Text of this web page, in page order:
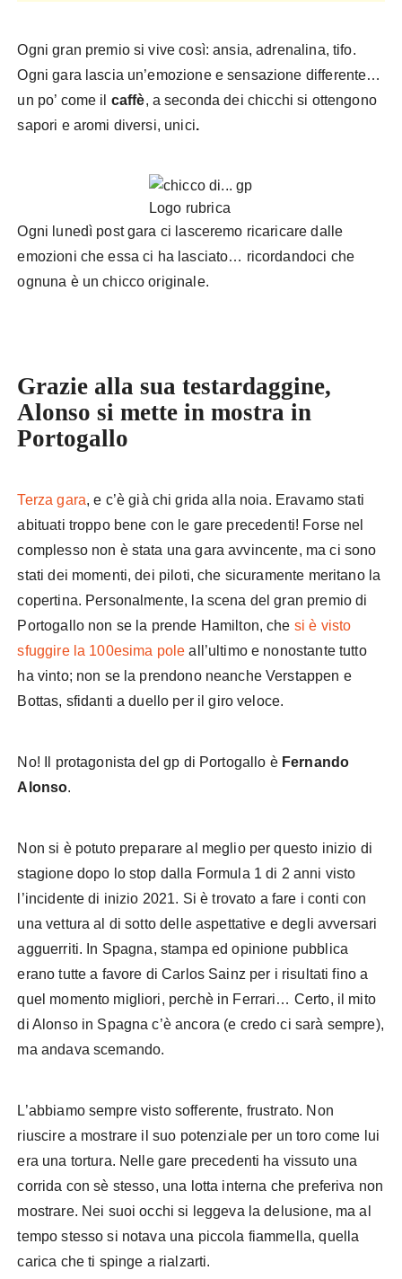
Ogni gran premio si vive così: ansia, adrenalina, tifo.
Ogni gara lascia un’emozione e sensazione differente…
un po’ come il caffè, a seconda dei chicchi si ottengono
sapori e aromi diversi, unici.
Logo rubrica
Ogni lunedì post gara ci lasceremo ricaricare dalle
emozioni che essa ci ha lasciato… ricordandoci che
ognuna è un chicco originale.
Grazie alla sua testardaggine,
Alonso si mette in mostra in
Portogallo
Terza gara, e c’è già chi grida alla noia. Eravamo stati
abituati troppo bene con le gare precedenti! Forse nel
complesso non è stata una gara avvincente, ma ci sono
stati dei momenti, dei piloti, che sicuramente meritano la
copertina. Personalmente, la scena del gran premio di
Portogallo non se la prende Hamilton, che si è visto
sfuggire la 100esima pole all’ultimo e nonostante tutto
ha vinto; non se la prendono neanche Verstappen e
Bottas, sfidanti a duello per il giro veloce.
No! Il protagonista del gp di Portogallo è Fernando
Alonso.
Non si è potuto preparare al meglio per questo inizio di
stagione dopo lo stop dalla Formula 1 di 2 anni visto
l’incidente di inizio 2021. Si è trovato a fare i conti con
una vettura al di sotto delle aspettative e degli avversari
agguerriti. In Spagna, stampa ed opinione pubblica
erano tutte a favore di Carlos Sainz per i risultati fino a
quel momento migliori, perchè in Ferrari… Certo, il mito
di Alonso in Spagna c’è ancora (e credo ci sarà sempre),
ma andava scemando.
L’abbiamo sempre visto sofferente, frustrato. Non
riuscire a mostrare il suo potenziale per un toro come lui
era una tortura. Nelle gare precedenti ha vissuto una
corrida con sè stesso, una lotta interna che preferiva non
mostrare. Nei suoi occhi si leggeva la delusione, ma al
tempo stesso si notava una piccola fiammella, quella
carica che ti spinge a rialzarti.